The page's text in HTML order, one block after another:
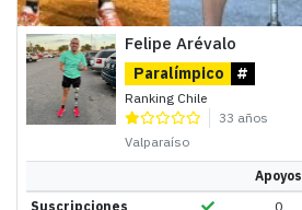
Felipe Arévalo
Paralímpico #
Ranking Chile
33 años
Valparaíso
Apoyos
Suscripciones
0